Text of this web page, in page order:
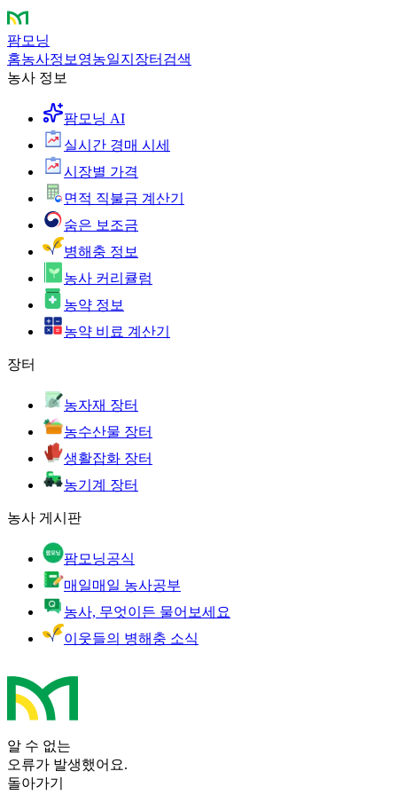
팜모닝
홈농사정보 영농일지 장터 검색
농사 정보
팜모닝 AI
실시간 경매 시세
시장별 가격
면적 직불금 계산기
숨은 보조금
병해충 정보
농사 커리큘럼
농약 정보
농약 비료 계산기
장터
농자재 장터
농수산물 장터
생활잡화 장터
농기계 장터
농사 게시판
팜모닝공식
매일매일 농사공부
농사, 무엇이든 물어보세요
이웃들의 병해충 소식
알 수 없는
오류가 발생했어요.
돌아가기